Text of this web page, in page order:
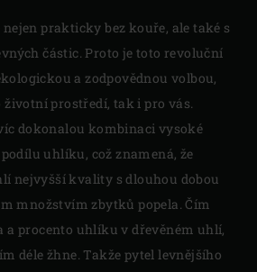
prakticky bez kouře, ale také s
částic. Proto je toto revoluční
a zodpovědnou volbou,
prostředí, tak i pro vás.
dokonalou kombinaci vysoké
uhlíku, což znamená, že
nejvyšší kvality s dlouhou dobou
množstvím zbytků popela. Čím
a procento uhlíku v dřevěném uhlí,
déle žhne. Takže pytel levnějšího